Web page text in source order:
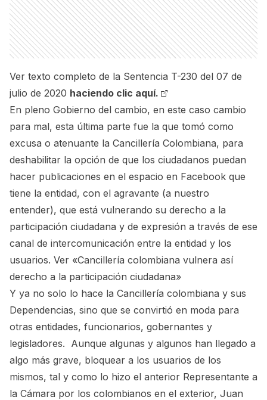
Ver texto completo de la Sentencia T-230 del 07 de
julio de 2020 haciendo clic aquí.
En pleno Gobierno del cambio, en este caso cambio
para mal, esta última parte fue la que tomó como
excusa o atenuante la Cancillería Colombiana, para
deshabilitar la opción de que los ciudadanos puedan
hacer publicaciones en el espacio en Facebook que
tiene la entidad, con el agravante (a nuestro
entender), que está vulnerando su derecho a la
participación ciudadana y de expresión a través de ese
canal de intercomunicación entre la entidad y los
usuarios. Ver «Cancillería colombiana vulnera así
derecho a la participación ciudadana»
Y ya no solo lo hace la Cancillería colombiana y sus
Dependencias, sino que se convirtió en moda para
otras entidades, funcionarios, gobernantes y
legisladores. Aunque algunas y algunos han llegado a
algo más grave, bloquear a los usuarios de los
mismos, tal y como lo hizo el anterior Representante a
la Cámara por los colombianos en el exterior, Juan